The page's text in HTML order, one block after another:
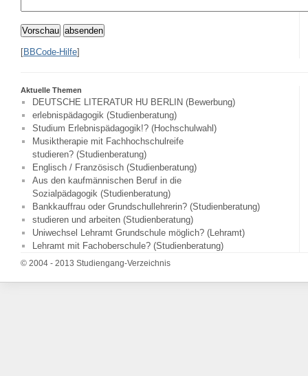
Vorschau absenden
[BBCode-Hilfe]
Aktuelle Themen
DEUTSCHE LITERATUR HU BERLIN (Bewerbung)
erlebnispädagogik (Studienberatung)
Studium Erlebnispädagogik!? (Hochschulwahl)
Musiktherapie mit Fachhochschulreife
studieren? (Studienberatung)
Englisch / Französisch (Studienberatung)
Aus den kaufmännischen Beruf in die
Sozialpädagogik (Studienberatung)
Bankkauffrau oder Grundschullehrerin? (Studienberatung)
studieren und arbeiten (Studienberatung)
Uniwechsel Lehramt Grundschule möglich? (Lehramt)
Lehramt mit Fachoberschule? (Studienberatung)
© 2004 - 2013 Studiengang-Verzeichnis